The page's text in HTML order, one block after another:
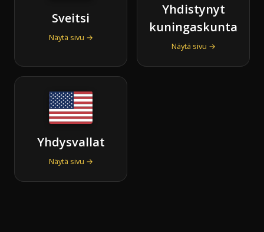
Sveitsi
Näytä sivu →
Yhdistynyt
kuningaskunta
Näytä sivu →
Yhdysvallat
Näytä sivu →